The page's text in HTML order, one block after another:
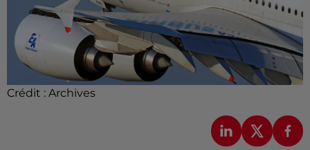
Crédit : Archives